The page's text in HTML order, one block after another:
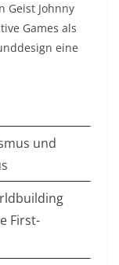
Geist Johnny
Games als
eine
und
First-